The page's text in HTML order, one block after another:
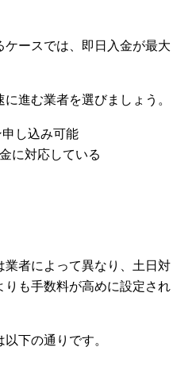
ースでは、即日入金が最大
進む業者を選びましょう。
し込み可能
に対応している
業者によって異なり、土日対
りも手数料が高めに設定され
下の通りです。